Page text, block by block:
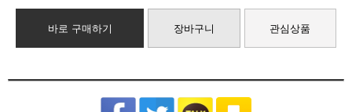
바로 구매하기 장바구니 관심상품